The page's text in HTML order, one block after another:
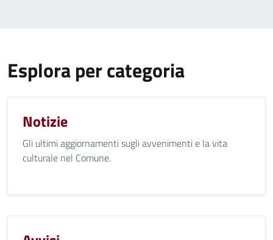
Esplora per categoria
Notizie
Gli ultimi aggiornamenti sugli avvenimenti e la vita
culturale nel Comune.